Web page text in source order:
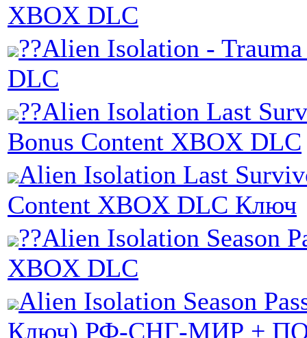
XBOX DLC
??Alien Isolation -
DLC
??Alien Isolation Last
Bonus Content XBOX DLC
Alien Isolation Last
Content XBOX DLC Ключ
??Alien Isolation Season
XBOX DLC
Alien Isolation Season
Ключ) РФ-СНГ-МИР +